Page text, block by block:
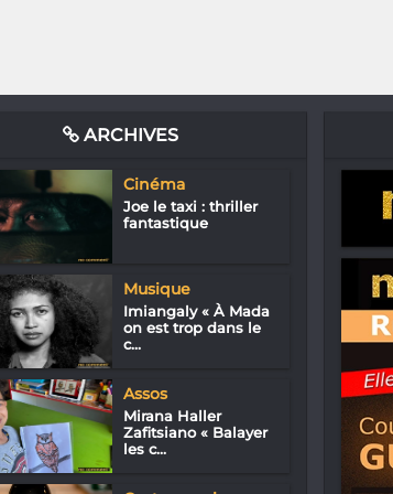
ARCHIVES
Cinéma
Joe le taxi : thriller
fantastique
Musique
Imiangaly « À Mada
on est trop dans le
c...
Assos
Mirana Haller
Zafitsiano « Balayer
les c...